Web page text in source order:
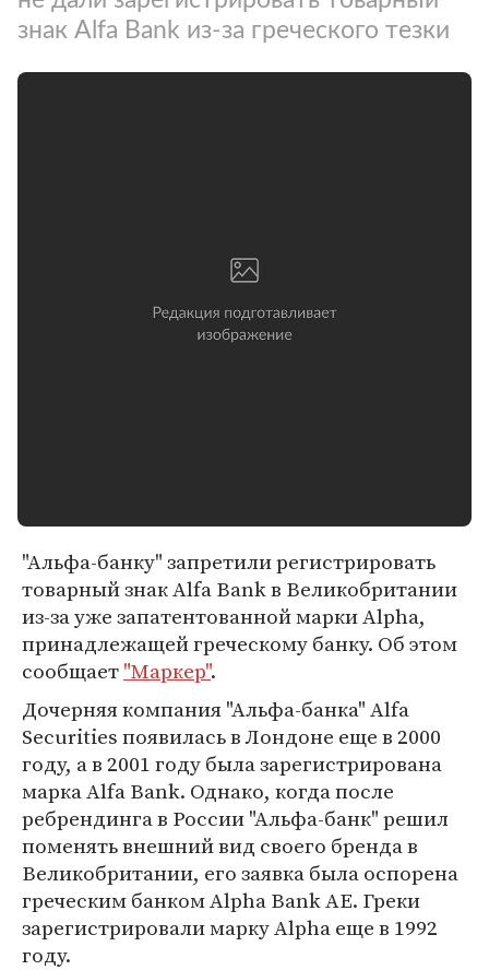
знак Alfa Bank из-за греческого тезки
"Альфа-банку" запретили регистрировать
товарный знак Alfa Bank в Великобритании
из-за уже запатентованной марки Alpha,
принадлежащей греческому банку. Об этом
сообщает"Маркер".
Дочерняя компания "Альфа-банка" Alfa
Securities появилась в Лондоне еще в 2000
году, а в 2001 году была зарегистрирована
марка Alfa Bank. Однако, когда после
ребрендинга в России "Альфа-банк" решил
поменять внешний вид своего бренда в
Великобритании, его заявка была оспорена
греческим банком Alpha Bank AE. Греки
зарегистрировали марку Alpha еще в 1992
году.